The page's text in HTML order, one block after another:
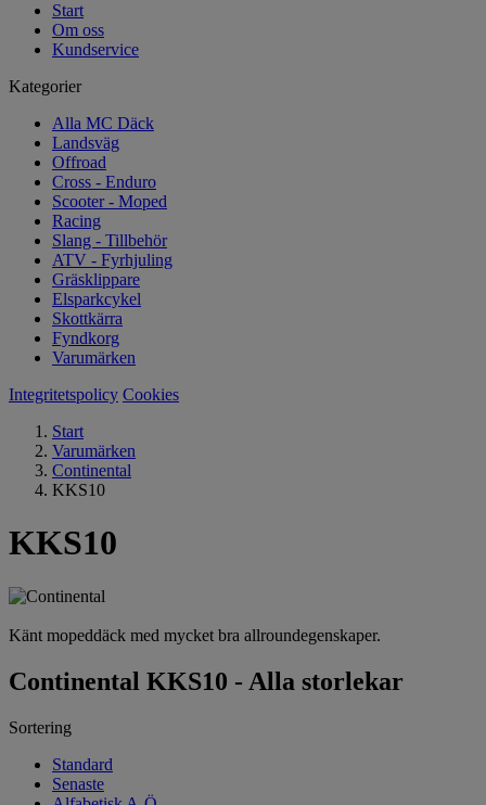
Start
Om oss
Kundservice
Kategorier
Alla MC Däck
Landsväg
Offroad
Cross - Enduro
Scooter - Moped
Racing
Slang - Tillbehör
ATV - Fyrhjuling
Gräsklippare
Elsparkcykel
Skottkärra
Fyndkorg
Varumärken
Integritetspolicy Cookies
Start
Varumärken
Continental
KKS10
KKS10
Känt mopeddäck med mycket bra allroundegenskaper.
Continental KKS10 - Alla storlekar
Sortering
Standard
Senaste